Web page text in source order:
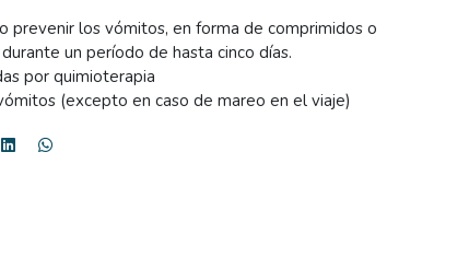
prevenir los vómitos, en forma de comprimidos o
un período de hasta cinco días.
por quimioterapia
(excepto en caso de mareo en el viaje)